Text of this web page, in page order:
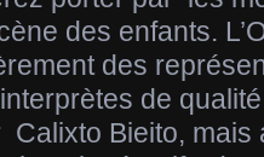
des enfants.
des
de
Bieito, mais